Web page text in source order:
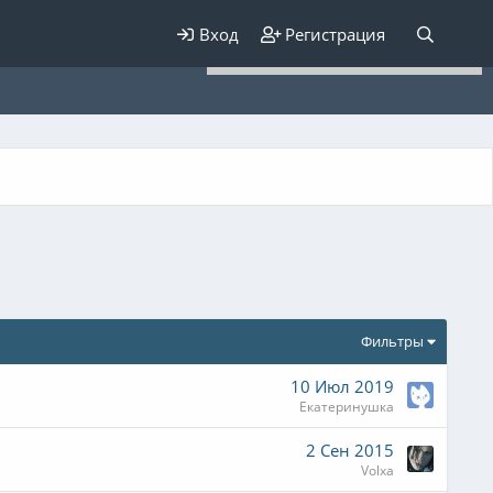
Вход Регистрация
Фильтры
10 Июл 2019
Екатеринушка
2 Сен 2015
Volxa
Для любых предложений по